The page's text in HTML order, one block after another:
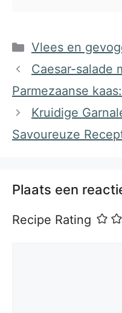
Categorieën
Vlees en
Caesar-salade
Parmezaanse
Kruidige
Savoureuze
Plaats een
Recipe Rating